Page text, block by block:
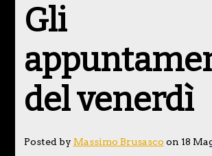
Gli
del venerdì
Posted by Massimo Brusasco on 18